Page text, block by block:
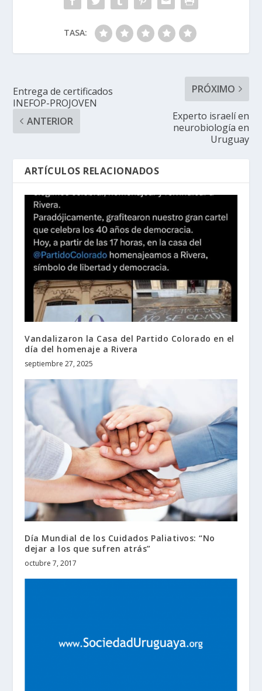
TASA:
Entrega de certificados
INEFOP-PROJOVEN
ANTERIOR
PRÓXIMO
Experto israelí en
neurobiología en
Uruguay
ARTÍCULOS RELACIONADOS
Vandalizaron la Casa del Partido Colorado en el
día del homenaje a Rivera
septiembre 27, 2025
Día Mundial de los Cuidados Paliativos: “No
dejar a los que sufren atrás”
octubre 7, 2017